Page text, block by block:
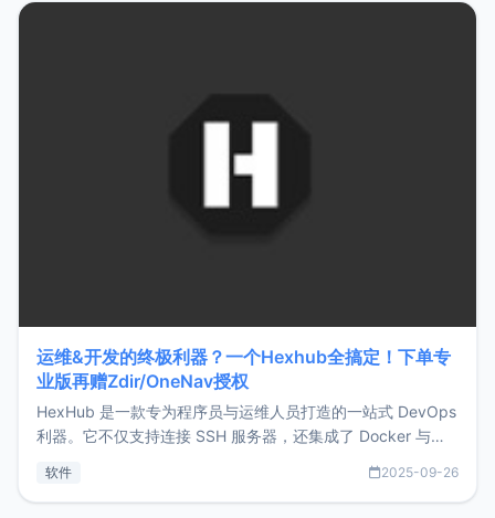
运维&开发的终极利器？一个Hexhub全搞定！下单专
业版再赠Zdir/OneNav授权
HexHub 是一款专为程序员与运维人员打造的一站式 DevOps
利器。它不仅支持连接 SSH 服务器，还集成了 Docker 与常
件间频繁切换，仅凭 HexHub 即可同时搞定运维与数据库操
软件 2025-09-26